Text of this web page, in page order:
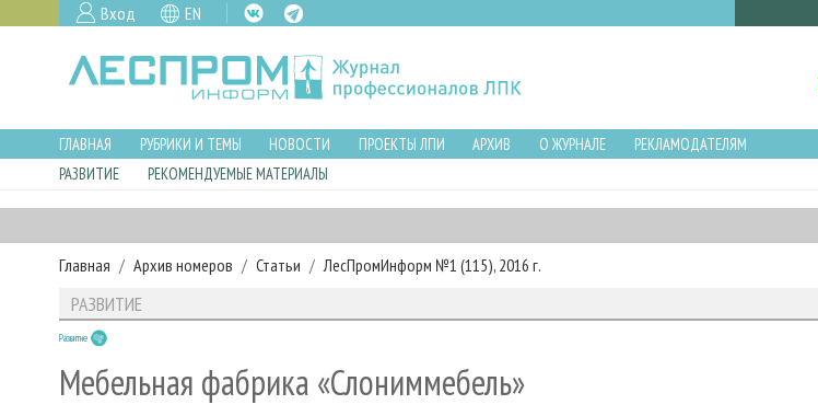
Вход EN
ГЛАВНАЯ РУБРИКИ И ТЕМЫ НОВОСТИ ПРОЕКТЫ ЛПИ АРХИВ О ЖУРНАЛЕ
РЕКЛАМОДАТЕЛЯМ
РАЗВИТИЕ
РЕКОМЕНДУЕМЫЕ МАТЕРИАЛЫ
Главная Архив номеров Статьи ЛесПромИнформ №1 (115), 2016 г.
РАЗВИТИЕ
Развитие
Мебельная фабрика «Слониммебель»